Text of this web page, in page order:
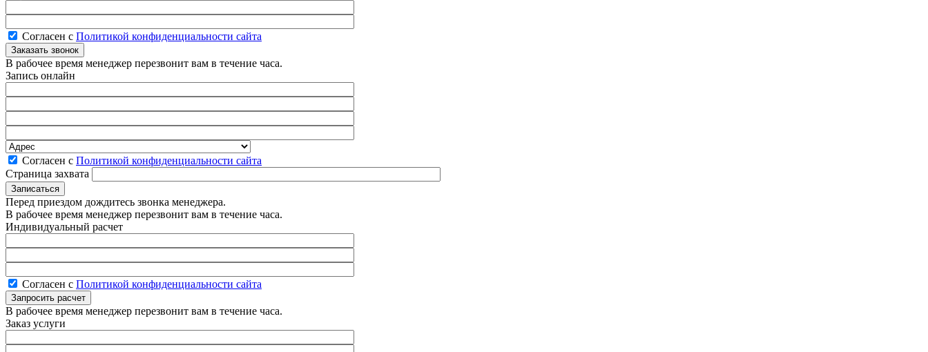
Согласен с Политикой конфиденциальности сайта
В рабочее время менеджер перезвонит вам в течение часа.
Запись онлайн
Согласен с Политикой конфиденциальности сайта
Страница захвата
Перед приездом дождитесь звонка менеджера.
В рабочее время менеджер перезвонит вам в течение часа.
Индивидуальный расчет
Согласен с Политикой конфиденциальности сайта
В рабочее время менеджер перезвонит вам в течение часа.
Заказ услуги